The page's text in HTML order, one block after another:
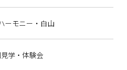
ーモニー・白山
学・体験会